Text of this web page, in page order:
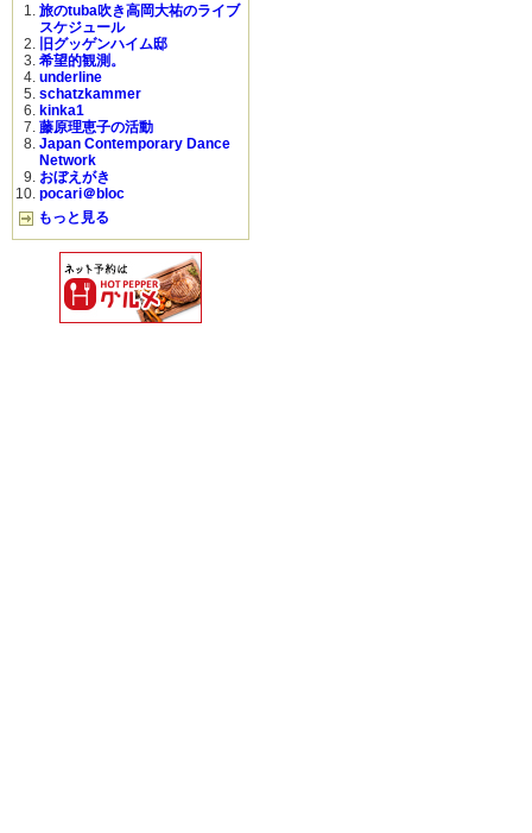
旅のtuba吹き高岡大祐のライブ
スケジュール
旧グッゲンハイム邸
希望的観測。
underline
schatzkammer
kinka1
藤原理恵子の活動
Japan Contemporary Dance
Network
おぼえがき
pocari＠bloc
もっと見る